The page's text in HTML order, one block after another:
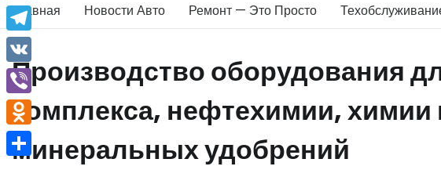
Главная Новости Авто Ремонт — Это Просто
Производство оборудования
комплекса, нефтехимии,
минеральных удобрений
WhatsApp
Telegram
VK
Viber
Odnoklassniki